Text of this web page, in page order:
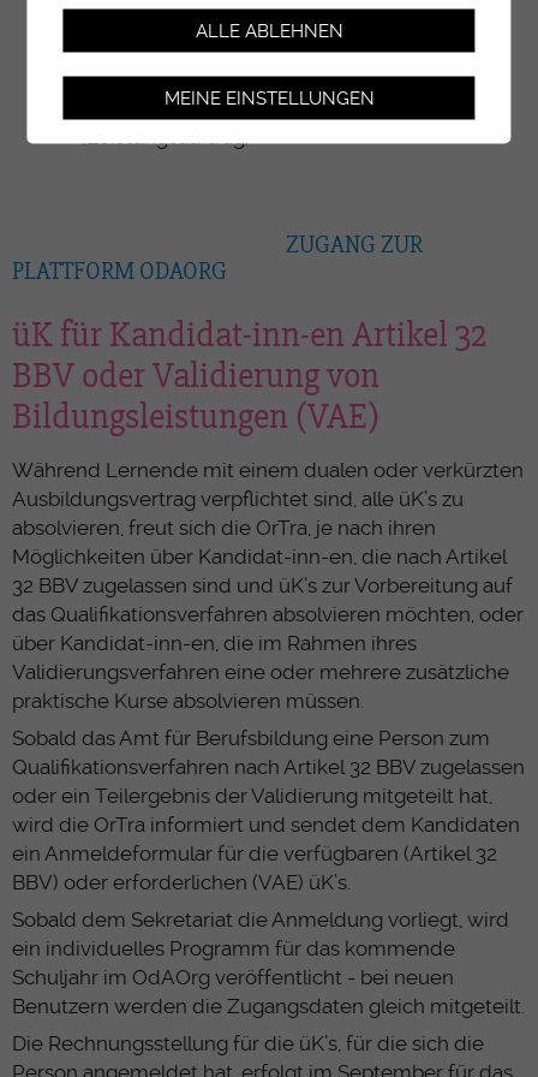
- direktes Feedback und per Post/E-Mail, Box
für Verbesserungsvorschläge
- Erstellen der QualüK - der Qualitätskarte der
üK’s - für die kantonale Aufsichtsbehörde
(Leistungsauftrag)
ZUGANG ZUR
PLATTFORM ODAORG
üK für Kandidat-inn-en Artikel 32
BBV oder Validierung von
Bildungsleistungen (VAE)
Während Lernende mit einem dualen oder verkürzten
Ausbildungsvertrag verpflichtet sind, alle üK’s zu
absolvieren, freut sich die OrTra, je nach ihren
Möglichkeiten über Kandidat-inn-en, die nach Artikel
32 BBV zugelassen sind und üK’s zur Vorbereitung auf
das Qualifikationsverfahren absolvieren möchten, oder
über Kandidat-inn-en, die im Rahmen ihres
Validierungsverfahren eine oder mehrere zusätzliche
praktische Kurse absolvieren müssen.
Sobald das Amt für Berufsbildung eine Person zum
Qualifikationsverfahren nach Artikel 32 BBV zugelassen
oder ein Teilergebnis der Validierung mitgeteilt hat,
wird die OrTra informiert und sendet dem Kandidaten
ein Anmeldeformular für die verfügbaren (Artikel 32
BBV) oder erforderlichen (VAE) üK’s.
Sobald dem Sekretariat die Anmeldung vorliegt, wird
ein individuelles Programm für das kommende
Schuljahr im OdAOrg veröffentlicht - bei neuen
Benutzern werden die Zugangsdaten gleich mitgeteilt.
Die Rechnungsstellung für die üK’s, für die sich die
ALLE ABLEHNEN
MEINE EINSTELLUNGEN